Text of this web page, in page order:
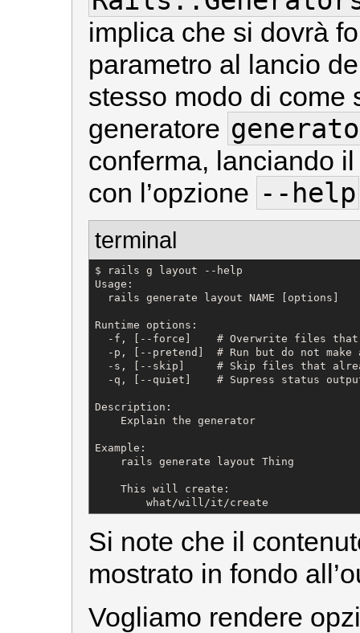
implica che si dovrà
parametro al lancio
stesso modo di come
generatore
conferma, lanciando
con l’opzione --help
terminal
$ rails g layout --help
Usage:
  rails generate layout NAME [options]
Runtime options:
-f, [--force]    # Overwrite files
-p, [--pretend]  # Run but do not make
-s, [--skip]     # Skip files that
-q, [--quiet]    # Supress status
Description:
    Explain the generator
Example:
    rails generate layout Thing
    This will create:
        what/will/it/create
Si note che il
mostrato in fondo
Vogliamo rendere